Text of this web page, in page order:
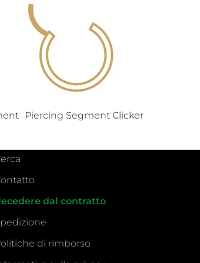
Piercing Segment Clicker
dal contratto
di rimborso